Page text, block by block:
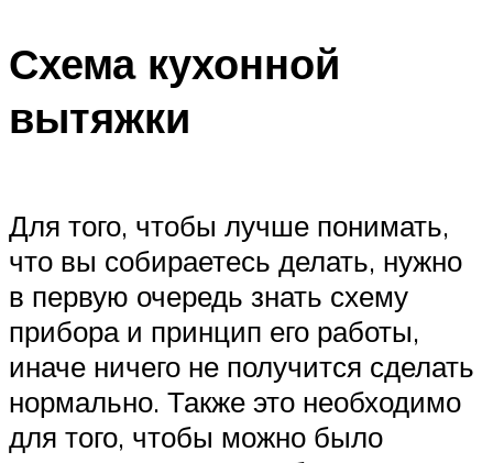
Схема кухонной
вытяжки
Для того, чтобы лучше понимать,
что вы собираетесь делать, нужно
в первую очередь знать схему
прибора и принцип его работы,
иначе ничего не получится сделать
нормально. Также это необходимо
для того, чтобы можно было